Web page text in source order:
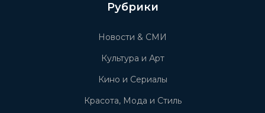
Рубрики
Новости & СМИ
Культура и Арт
Кино и Сериалы
Красота, Мода и Стиль